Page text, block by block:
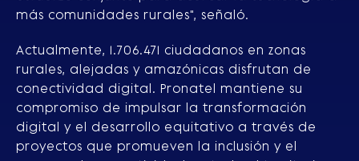
más comunidades rurales", señaló.
Actualmente, 1.706.471 ciudadanos en zonas
rurales, alejadas y amazónicas disfrutan de
conectividad digital. Pronatel mantiene su
compromiso de impulsar la transformación
digital y el desarrollo equitativo a través de
proyectos que promueven la inclusión y el